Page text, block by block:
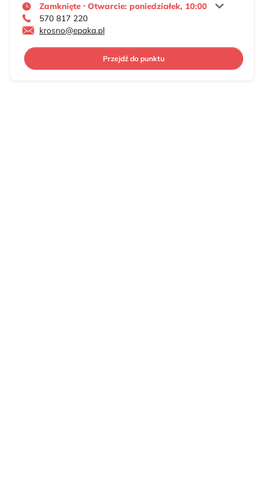
Zamknięte ⋅ Otwarcie: poniedziałek, 10:00
570 817 220
krosno@epaka.pl
Przejdź do punktu